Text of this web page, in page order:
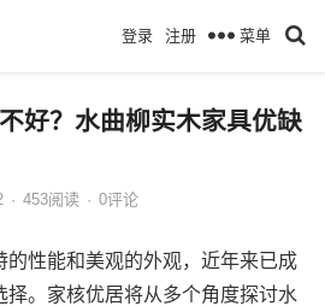
登录 注册 菜单
好？水曲柳实木家具优缺
· 453阅读 · 0评论
的性能和美观的外观，近年来已成
择。家核优居将从多个角度探讨水